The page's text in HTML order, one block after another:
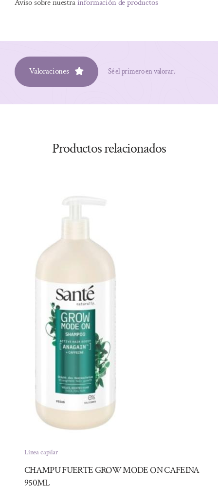
Aviso sobre nuestrainformación de productos
Valoraciones Sé el primero en valorar.
Productos relacionados
Línea capilar
CHAMPU FUERTE GROW MODE ON CAFEINA
950ML